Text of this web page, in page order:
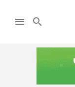
search
menu